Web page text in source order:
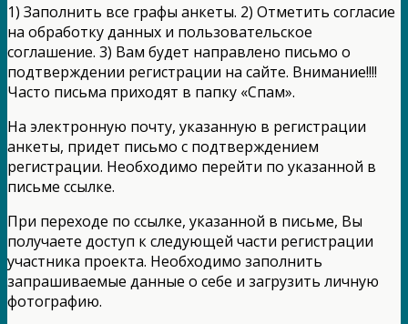
1) Заполнить все графы анкеты. 2) Отметить согласие
на обработку данных и пользовательское
соглашение. 3) Вам будет направлено письмо о
подтверждении регистрации на сайте. Внимание!!!!
Часто письма приходят в папку «Спам».
На электронную почту, указанную в регистрации
анкеты, придет письмо с подтверждением
регистрации. Необходимо перейти по указанной в
письме ссылке.
При переходе по ссылке, указанной в письме, Вы
получаете доступ к следующей части регистрации
участника проекта. Необходимо заполнить
запрашиваемые данные о себе и загрузить личную
фотографию.